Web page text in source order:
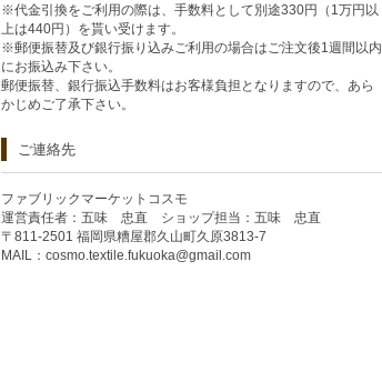
※代金引換をご利用の際は、手数料として別途330円（1万円以
上は440円）を貰い受けます。
※郵便振替及び銀行振り込みご利用の場合はご注文後1週間以内
にお振込み下さい。
郵便振替、銀行振込手数料はお客様負担となりますので、あら
かじめご了承下さい。
ご連絡先
ファブリックマーケットコスモ
運営責任者：五味 忠直 ショップ担当：五味 忠直
〒811-2501 福岡県糟屋郡久山町久原3813-7
MAIL： cosmo.textile.fukuoka@gmail.com